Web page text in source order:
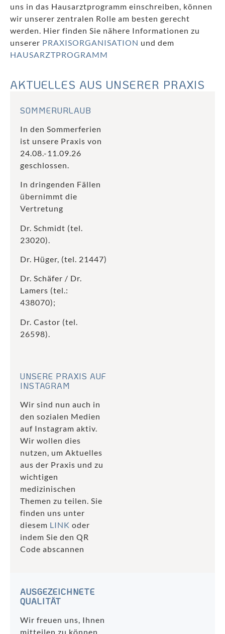
uns in das Hausarztprogramm einschreiben, können
wir unserer zentralen Rolle am besten gerecht
werden. Hier finden Sie nähere Informationen zu
unserer PRAXISORGANISATION und dem
HAUSARZTPROGRAMM
AKTUELLES AUS UNSERER PRAXIS
SOMMERURLAUB
In den Sommerferien
ist unsere Praxis von
24.08.-11.09.26
geschlossen.
In dringenden Fällen
übernimmt die
Vertretung
Dr. Schmidt (tel.
23020).
Dr. Hüger, (tel. 21447)
Dr. Schäfer / Dr.
Lamers (tel.:
438070);
Dr. Castor (tel.
26598).
UNSERE PRAXIS AUF
INSTAGRAM
Wir sind nun auch in
den sozialen Medien
auf Instagram aktiv.
Wir wollen dies
nutzen, um Aktuelles
aus der Praxis und zu
wichtigen
medizinischen
Themen zu teilen. Sie
finden uns unter
diesem LINK oder
indem Sie den QR
Code abscannen
AUSGEZEICHNETE
QUALITÄT
Wir freuen uns, Ihnen
mitteilen zu können,